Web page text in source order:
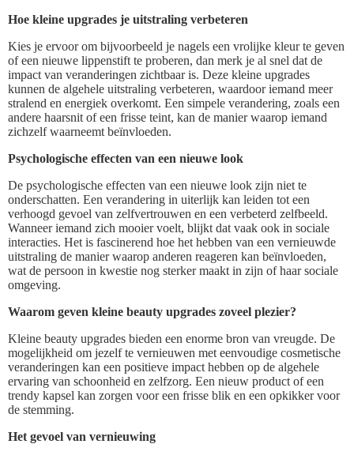
Hoe kleine upgrades je uitstraling verbeteren
Kies je ervoor om bijvoorbeeld je nagels een vrolijke kleur te geven
of een nieuwe lippenstift te proberen, dan merk je al snel dat de
impact van veranderingen zichtbaar is. Deze kleine upgrades
kunnen de algehele uitstraling verbeteren, waardoor iemand meer
stralend en energiek overkomt. Een simpele verandering, zoals een
andere haarsnit of een frisse teint, kan de manier waarop iemand
zichzelf waarneemt beïnvloeden.
Psychologische effecten van een nieuwe look
De psychologische effecten van een nieuwe look zijn niet te
onderschatten. Een verandering in uiterlijk kan leiden tot een
verhoogd gevoel van zelfvertrouwen en een verbeterd zelfbeeld.
Wanneer iemand zich mooier voelt, blijkt dat vaak ook in sociale
interacties. Het is fascinerend hoe het hebben van een vernieuwde
uitstraling de manier waarop anderen reageren kan beïnvloeden,
wat de persoon in kwestie nog sterker maakt in zijn of haar sociale
omgeving.
Waarom geven kleine beauty upgrades zoveel plezier?
Kleine beauty upgrades bieden een enorme bron van vreugde. De
mogelijkheid om jezelf te vernieuwen met eenvoudige cosmetische
veranderingen kan een positieve impact hebben op de algehele
ervaring van schoonheid en zelfzorg. Een nieuw product of een
trendy kapsel kan zorgen voor een frisse blik en een opkikker voor
de stemming.
Het gevoel van vernieuwing